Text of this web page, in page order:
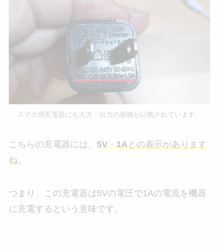
スマホ用充電器にも入力・出力の規格が記載されています。
こちらの充電器には、 5V・1Aとの表示があります
ね。
つまり、この充電器は5Vの電圧で1Aの電流を機器
に充電するという意味です。